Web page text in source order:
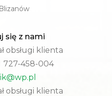
się z nami
obsługi klienta
727-458-004
obsługi klienta